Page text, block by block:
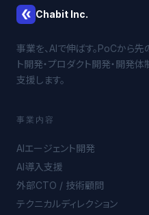
Chabit Inc.
事業を、AIで伸ばす。PoCから先
ト開発・プロダクト開発・開発
支援します。
事業内容
AIエージェント開発
AI導入支援
外部CTO / 技術顧問
テクニカルディレクション